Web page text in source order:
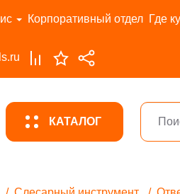
Корпоративный отдел Где
КАТАЛОГ